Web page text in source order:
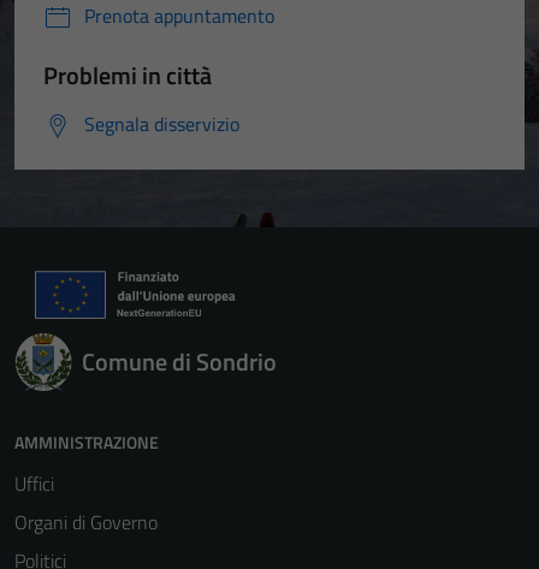
Prenota appuntamento
Problemi in città
Segnala disservizio
Comune di Sondrio
AMMINISTRAZIONE
Uffici
Organi di Governo
Politici